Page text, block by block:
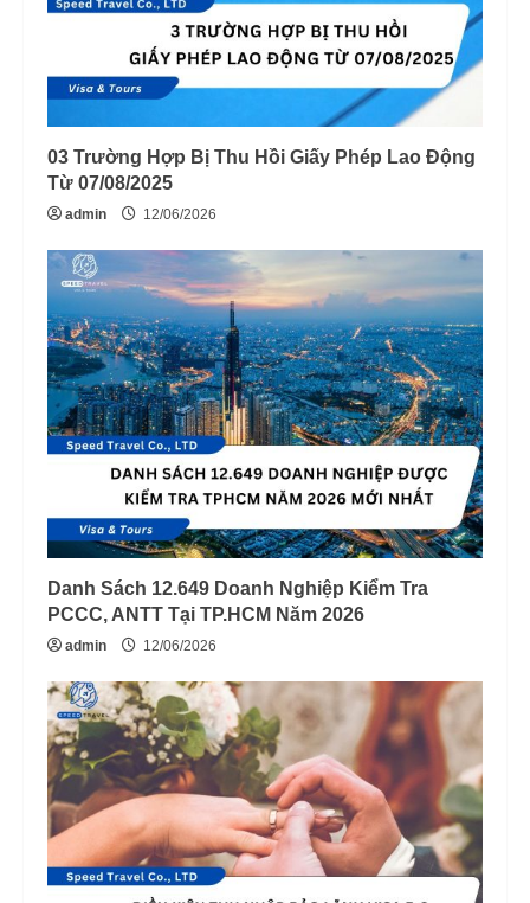
03 Trường Hợp Bị Thu Hồi Giấy Phép Lao Động
Từ 07/08/2025
admin 12/06/2026
Danh Sách 12.649 Doanh Nghiệp Kiểm Tra
PCCC, ANTT Tại TP.HCM Năm 2026
admin 12/06/2026